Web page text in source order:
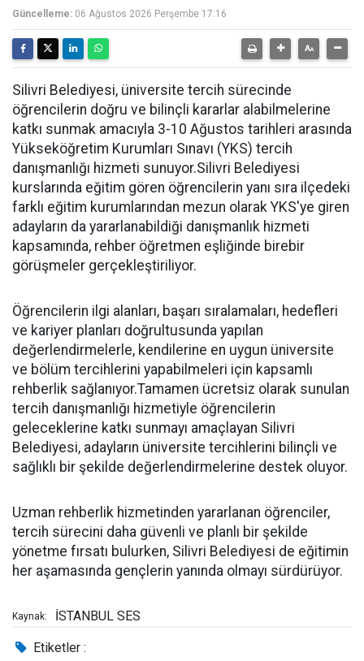
Güncelleme: 06 Ağustos 2026 Perşembe 17:16
Silivri Belediyesi, üniversite tercih sürecinde
öğrencilerin doğru ve bilinçli kararlar alabilmelerine
katkı sunmak amacıyla 3-10 Ağustos tarihleri arasında
Yükseköğretim Kurumları Sınavı (YKS) tercih
danışmanlığı hizmeti sunuyor.Silivri Belediyesi
kurslarında eğitim gören öğrencilerin yanı sıra ilçedeki
farklı eğitim kurumlarından mezun olarak YKS'ye giren
adayların da yararlanabildiği danışmanlık hizmeti
kapsamında, rehber öğretmen eşliğinde birebir
görüşmeler gerçekleştiriliyor.
Öğrencilerin ilgi alanları, başarı sıralamaları, hedefleri
ve kariyer planları doğrultusunda yapılan
değerlendirmelerle, kendilerine en uygun üniversite
ve bölüm tercihlerini yapabilmeleri için kapsamlı
rehberlik sağlanıyor.Tamamen ücretsiz olarak sunulan
tercih danışmanlığı hizmetiyle öğrencilerin
geleceklerine katkı sunmayı amaçlayan Silivri
Belediyesi, adayların üniversite tercihlerini bilinçli ve
sağlıklı bir şekilde değerlendirmelerine destek oluyor.
Uzman rehberlik hizmetinden yararlanan öğrenciler,
tercih sürecini daha güvenli ve planlı bir şekilde
yönetme fırsatı bulurken, Silivri Belediyesi de eğitimin
her aşamasında gençlerin yanında olmayı sürdürüyor.
Kaynak: İSTANBUL SES
Etiketler :